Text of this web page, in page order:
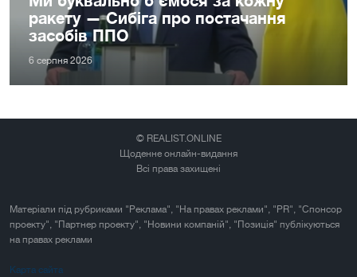
ракету — Сибіга про постачання
засобів ППО
6 серпня 2026
© REALIST.ONLINE
Щоденне онлайн-видання
Всі права захищені
Матеріали під рубриками "Реклама", "На правах реклами", "PR", "Спонсор
проекту", "Партнер проекту", "Новини компаній", "Позиція" публікуються
на правах реклами
Карта сайта